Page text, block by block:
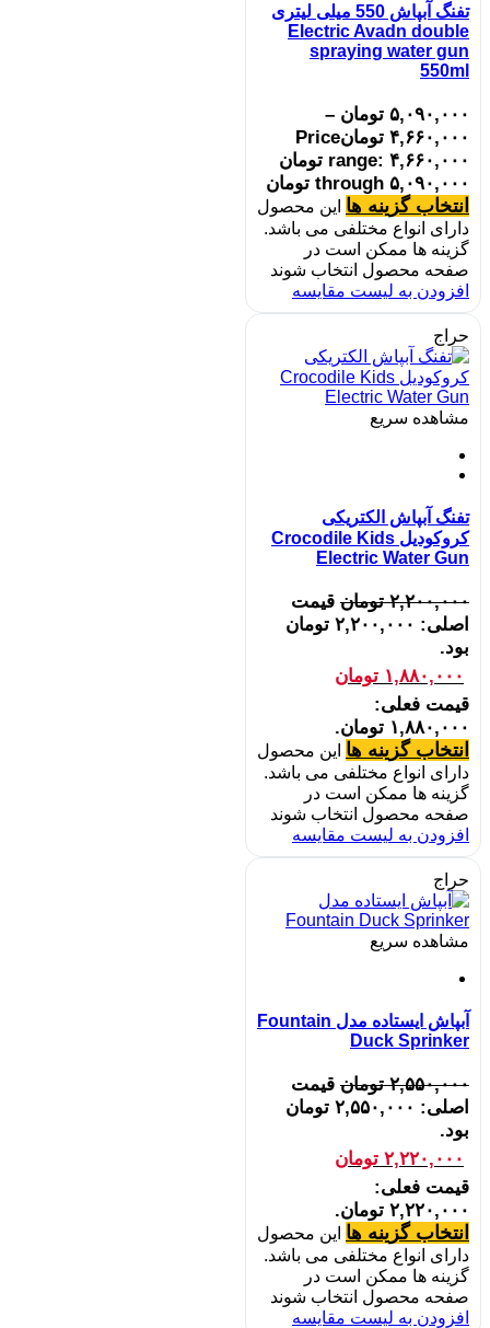
تفنگ آبپاش 550 میلی لیتری
Electric Avadn double
spraying water gun
550ml
۵,۰۹۰,۰۰۰ تومان –
۴,۶۶۰,۰۰۰ تومانPrice
range: ۴,۶۶۰,۰۰۰ تومان
through ۵,۰۹۰,۰۰۰ تومان
انتخاب گزینه ها این محصول
دارای انواع مختلفی می باشد.
گزینه ها ممکن است در
صفحه محصول انتخاب شوند
افزودن به لیست مقایسه
حراج
مشاهده سریع
تفنگ آبپاش الکتریکی
کروکودیل Crocodile Kids
Electric Water Gun
۲,۲۰۰,۰۰۰ تومان قیمت
اصلی: ۲,۲۰۰,۰۰۰ تومان
بود.
۱,۸۸۰,۰۰۰ تومان
قیمت فعلی:
۱,۸۸۰,۰۰۰ تومان.
انتخاب گزینه ها این محصول
دارای انواع مختلفی می باشد.
گزینه ها ممکن است در
صفحه محصول انتخاب شوند
افزودن به لیست مقایسه
حراج
مشاهده سریع
آبپاش ایستاده مدل Fountain
Duck Sprinker
۲,۵۵۰,۰۰۰ تومان قیمت
اصلی: ۲,۵۵۰,۰۰۰ تومان
بود.
۲,۲۲۰,۰۰۰ تومان
قیمت فعلی:
۲,۲۲۰,۰۰۰ تومان.
انتخاب گزینه ها این محصول
دارای انواع مختلفی می باشد.
گزینه ها ممکن است در
صفحه محصول انتخاب شوند
افزودن به لیست مقایسه